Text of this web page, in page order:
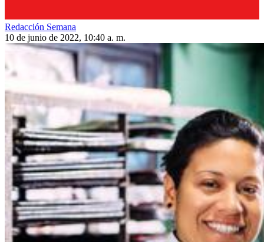
Redacción Semana
10 de junio de 2022, 10:40 a. m.